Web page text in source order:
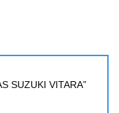
SUZUKI VITARA”